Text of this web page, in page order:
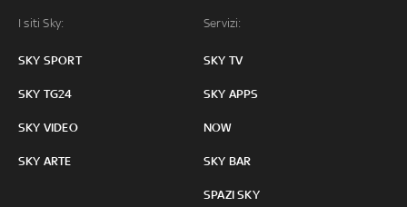
I siti Sky:
SKY SPORT
SKY TG24
SKY VIDEO
SKY ARTE
Servizi:
SKY TV
SKY APPS
NOW
SKY BAR
SPAZI SKY